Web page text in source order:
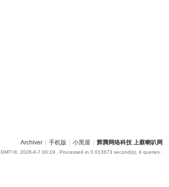
Archiver 手机版 小黑屋 辉腾网络科技 上蔡喇叭网
GMT+8, 2026-8-7 00:19 , Processed in 0.013673 second(s), 4 queries .